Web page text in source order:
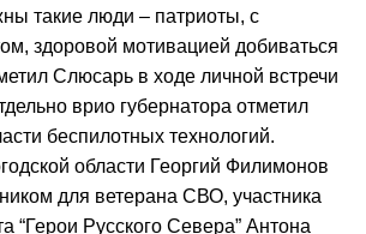
такие люди – патриоты, с
здоровой мотивацией добиваться
Слюсарь в ходе личной встречи
врио губернатора отметил
беспилотных технологий.
области Георгий Филимонов
для ветерана СВО, участника
“Герои Русского Севера” Антона